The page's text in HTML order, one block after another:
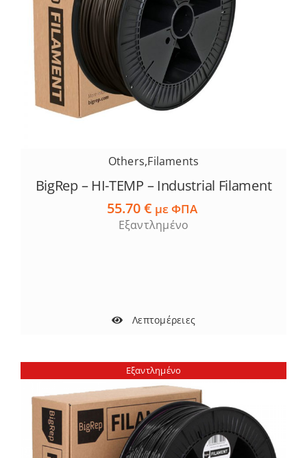
Others,Filaments
BigRep – HI-TEMP – Industrial Filament
55.70€ με ΦΠΑ
Εξαντλημένο
Λεπτομέρειες
Εξαντλημένο